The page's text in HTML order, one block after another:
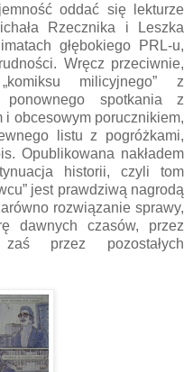
oddać się lekturze
Rzecznika i Leszka
głębokiego PRL-u,
Wręcz przeciwnie,
milicyjnego” z
ponownego spotkania z
i obcesowym porucznikiem,
listu z pogróżkami,
Opublikowana nakładem
historii, czyli tom
jest prawdziwą nagrodą
rozwiązanie sprawy,
dawnych czasów, przez
przez pozostałych